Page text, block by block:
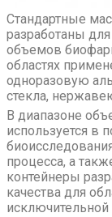
Стандартные
разработаны
объемов
областях
одноразовую
стекла,
В диапазоне
используется в
процесса, а
контейнеры
качества для
исключительной